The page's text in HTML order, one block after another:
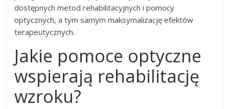
dostępnych metod rehabilitacyjnych i pomocy
optycznych, a tym samym maksymalizację efektów
terapeutycznych.
Jakie pomoce optyczne
wspierają rehabilitację
wzroku?